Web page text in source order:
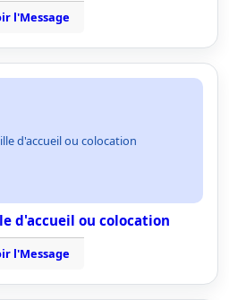
l'Message
d'accueil ou colocation
d'accueil ou colocation
l'Message